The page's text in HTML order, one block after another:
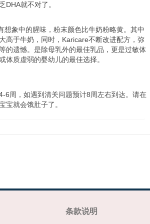
DHA就不对了。
象中的腥味，粉末颜色比牛奶粉略黄。其中
高于牛奶，同时，Karicare不断改进配方，弥
的遗憾。是除母乳外的最佳乳品，更是过敏体
体质虚弱的婴幼儿的最佳选择。
6周，如遇到清关问题预计8周左右到达。请在
宝就会饿肚子了。
条款说明